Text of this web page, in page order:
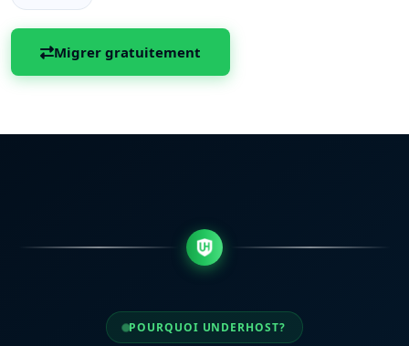
Migrer gratuitement
POURQUOI UNDERHOST?